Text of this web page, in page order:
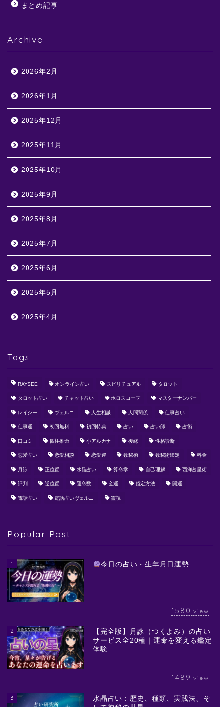
まとめ記事
Archive
2026年2月
2026年1月
2025年12月
2025年11月
2025年10月
2025年9月
2025年8月
2025年7月
2025年6月
2025年5月
2025年4月
Tags
RAYSEE オンライン占い スピリチュアル タロット
タロット占い チャット占い ホロスコープ マスターナンバー
レイシー ヴェルニ 人生相談 人間関係 仕事占い
仕事運 初回無料 初回特典 占い 占い師 占術
口コミ 四柱推命 小アルカナ 復縁 性格診断
恋愛占い 恋愛相談 恋愛運 数秘術 数秘術鑑定 料金
月詠 正位置 水晶占い 算命学 自己理解 西洋占星術
評判 逆位置 運命数 金運 鑑定方法 開運
電話占い 電話占いヴェルニ 霊視
Popular Post
1 今日の占い・生年月日運勢
1580 view
2
【完全版】月詠（つくよみ）の占い
サービス全20種｜運命を変える鑑定
体験
1489 view
3
水晶占い：歴史、種類、実践法、そ